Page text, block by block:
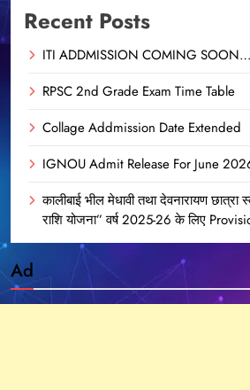
Recent Posts
ITI ADDMISSION COMING
RPSC 2nd Grade Exam Time Table
Collage Addmission Date Extended
IGNOU Admit Release For June
कालीबाई भील मेधावी तथा देवनारायण छात्रा
राशि योजना” वर्ष 2025-26 के लिए
Ad